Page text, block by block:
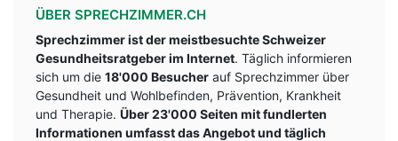
ÜBER SPRECHZIMMER.CH
Sprechzimmer ist der meistbesuchte Schweizer
Gesundheitsratgeber im Internet. Täglich informieren
sich um die 18'000 Besucher auf Sprechzimmer über
Gesundheit und Wohlbefinden, Prävention, Krankheit
und Therapie. Über 23'000 Seiten mit fundlerten
Informationen umfasst das Angebot und täglich